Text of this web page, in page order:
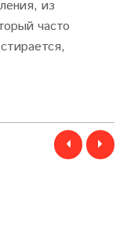
из
часто